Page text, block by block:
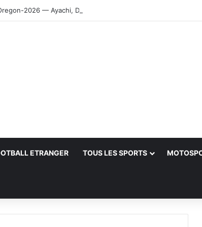
2026 — Ayachi, Dissa, Touahria et Ghezali en finale
ETRANGER TOUS LES SPORTS